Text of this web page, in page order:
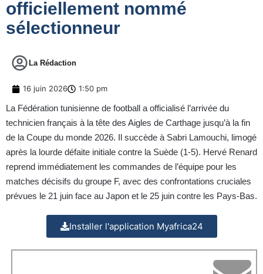
officiellement nommé
sélectionneur
La Rédaction
16 juin 2026 1:50 pm
La Fédération tunisienne de football a officialisé l’arrivée du
technicien français à la tête des Aigles de Carthage jusqu’à la fin
de la Coupe du monde 2026. Il succède à Sabri Lamouchi, limogé
après la lourde défaite initiale contre la Suède (1-5). Hervé Renard
reprend immédiatement les commandes de l’équipe pour les
matches décisifs du groupe F, avec des confrontations cruciales
prévues le 21 juin face au Japon et le 25 juin contre les Pays-Bas.
Installer l'application Myafrica24